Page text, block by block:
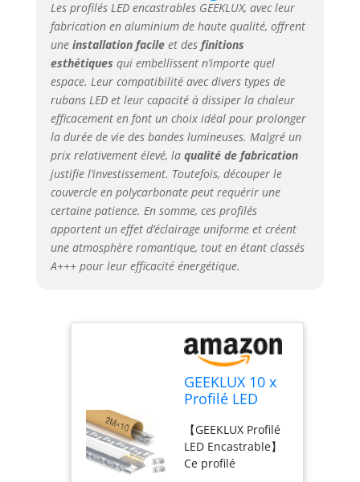
en permettant une
installation au
plafond, sur les
murs ou en
encastrement.
【Protection
Supérieure】 Le
profilé aluminium
de haute qualité,
fabriqué à partir
d’aluminium
anodisé, est
robuste et
résistant à la
déformation. La
couche anodisée
circuit. Le système
de montage
compact à clips
protège les rubans
poussière,
l'humidité et
l'oxydation. De
Les profilés LED encastrables GEEKLUX, avec leur
fabrication en aluminium de haute qualité, offrent
une installation facileet des finitions
esthétiques qui embellissent n’importe quel
espace. Leur compatibilité avec divers types de
rubans LED et leur capacité à dissiper la chaleur
efficacement en font un choix idéal pour prolonger
la durée de vie des bandes lumineuses. Malgré un
prix relativement élevé, la qualité de fabrication
justifie l’investissement. Toutefois, découper le
couvercle en polycarbonate peut requérir une
certaine patience. En somme, ces profilés
apportent un effet d’éclairage uniforme et créent
une atmosphère romantique, tout en étant classés
A+++ pour leur efficacité énergétique.
GEEKLUX 10 x
Profilé LED
m (Total 20 m)
Profilés en
Aluminium
【GEEKLUX Profilé
LED Encastrable】
Ce profilé